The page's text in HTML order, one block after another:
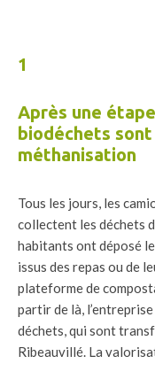
1
Après une
biodéchets
méthanisation
Tous les jours, les
collectent les déchets
habitants ont déposé
issus des repas ou de
plateforme de
partir de là,
déchets, qui sont
Ribeauvillé. La